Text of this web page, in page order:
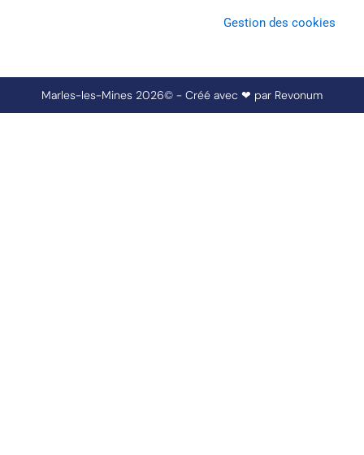
Gestion des cookies
Marles-les-Mines 2026© - Créé avec ❤ par Revonum